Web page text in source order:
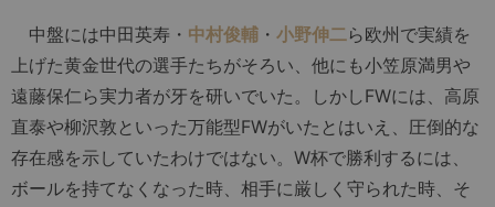
中盤には中田英寿・ 中村俊輔 ・ 小野伸二ら欧州で実績を
上げた黄金世代の選手たちがそろい、他にも小笠原満男や
遠藤保仁ら実力者が牙を研いでいた。しかしFWには、高原
直泰や柳沢敦といった万能型FWがいたとはいえ、圧倒的な
存在感を示していたわけではない。W杯で勝利するには、
ボールを持てなくなった時、相手に厳しく守られた時、そ